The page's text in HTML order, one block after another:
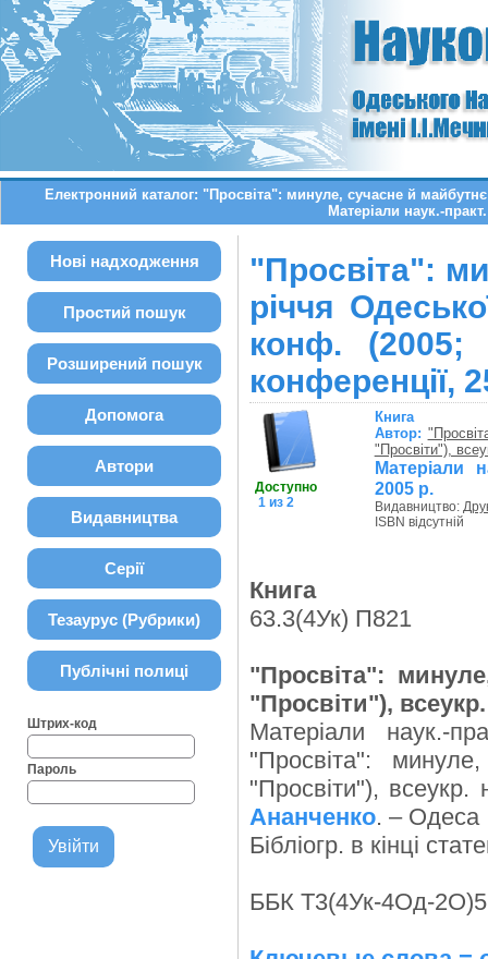
Електронний каталог: "Просвіта": минуле, сучасне й
Матеріали наук.-
Нові надходження
Простий пошук
Розширений пошук
Допомога
Автори
Видавництва
Серії
Тезаурус (Рубрики)
Публічні полиці
Штрих-код
Пароль
"Просвіта":
річчя
конф. (2005;
конференції,
Доступно
1 из 2
Книга
Автор:
"Просвіти"),
Матеріали
2005 р.
Видавництво:
ISBN відсутній
Книга
63.3(4Ук) П821
"Просвіта":
"Просвіти"),
Матеріали наук.-
"Просвіта":
"Просвіти"),
Ананченко. – Одеса
Бібліогр. в кінці
ББК Т3(4Ук-4Од-